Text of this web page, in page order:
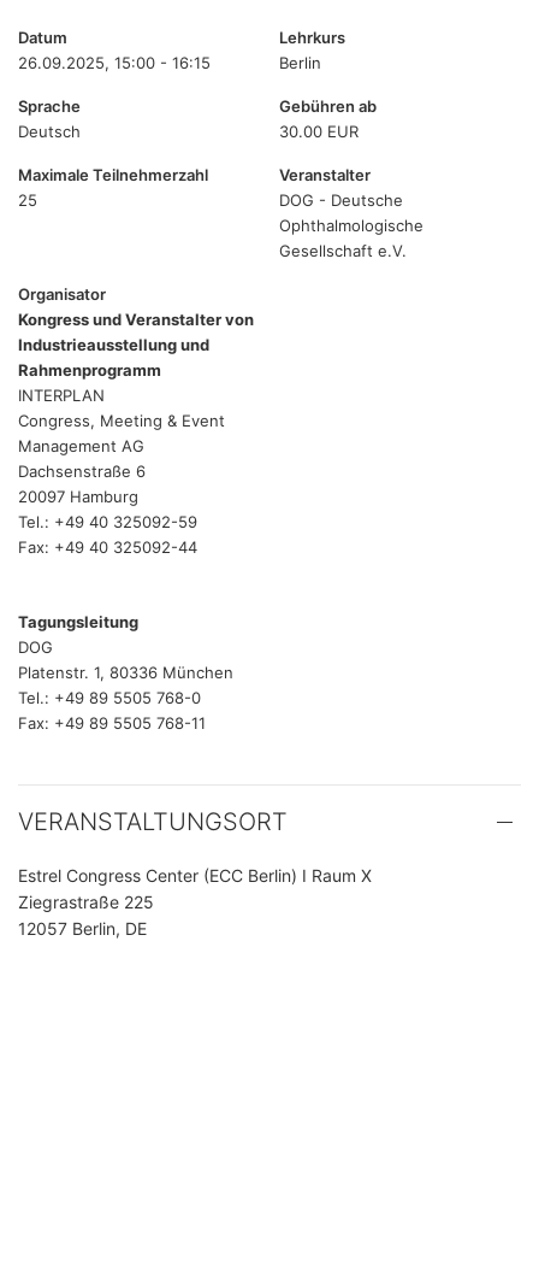
Datum
26.09.2025, 15:00 - 16:15
Lehrkurs
Berlin
Sprache
Deutsch
Gebühren ab
30.00 EUR
Maximale Teilnehmerzahl
25
Veranstalter
DOG - Deutsche
Ophthalmologische
Gesellschaft e.V.
Organisator
Kongress und Veranstalter von
Industrieausstellung und
Rahmenprogramm
INTERPLAN
Congress, Meeting & Event
Management AG
Dachsenstraße 6
20097 Hamburg
Tel.: +49 40 325092-59
Fax: +49 40 325092-44
Tagungsleitung
DOG
Platenstr. 1, 80336 München
Tel.: +49 89 5505 768-0
Fax: +49 89 5505 768-11
VERANSTALTUNGSORT
Estrel Congress Center (ECC Berlin) I Raum X
Ziegrastraße 225
12057 Berlin, DE